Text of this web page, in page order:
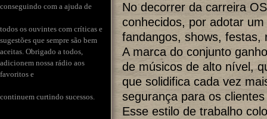
conseguindo com a ajuda de
todos os ouvintes com críticas e
sugestões que sempre são bem
aceitas. Obrigado a todos,
adicionem nossa rádio aos
favoritos e
continuem curtindo sucessos.
No decorrer da carreira
conhecidos, por adotar
fandangos, shows, festas,
A marca do conjunto
de músicos de alto nível,
que solidifica cada vez
segurança para os
Esse estilo de trabalho